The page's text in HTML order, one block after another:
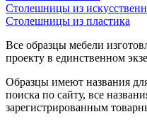
Столешницы из
Столешницы из пластика
Все образцы мебели
проекту в единственном
Образцы имеют названия
поиска по сайту, все
зарегистрированным